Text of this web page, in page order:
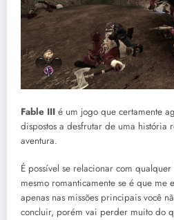
Fable III é um jogo que certamente
dispostos a desfrutar de uma história
aventura.
É possível se relacionar com
mesmo romanticamente se é que me
apenas nas missões principais você
concluir, porém vai perder muito do